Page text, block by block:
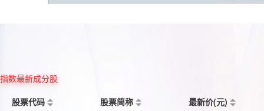
指数最新成分股
股票代码
股票简称 最新价(元)